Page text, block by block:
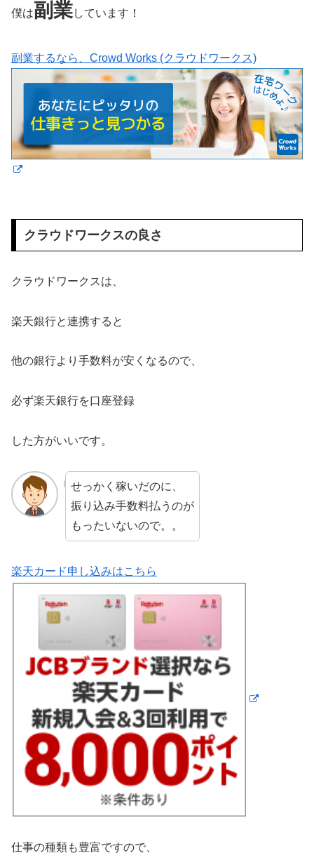
僕は副業しています！
副業するなら、Crowd Works (クラウドワークス)
クラウドワークスの良さ
クラウドワークスは、
楽天銀行と連携すると
他の銀行より手数料が安くなるので、
必ず楽天銀行を口座登録
した方がいいです。
せっかく稼いだのに、
振り込み手数料払うのが
もったいないので。。
楽天カード申し込みはこちら
仕事の種類も豊富ですので、